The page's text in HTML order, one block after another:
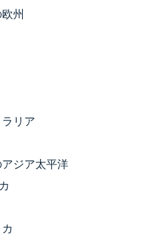
州
ラリア
アジア太平洋